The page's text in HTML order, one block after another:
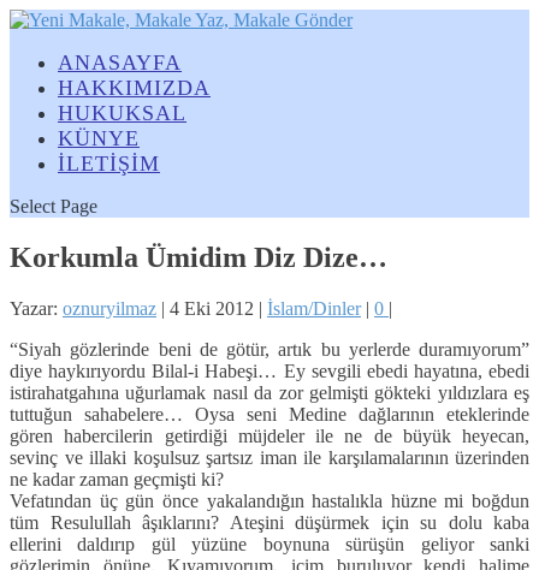
ANASAYFA
HAKKIMIZDA
HUKUKSAL
KÜNYE
İLETİŞİM
Select Page
Korkumla Ümidim Diz Dize…
Yazar: oznuryilmaz | 4 Eki 2012 | İslam/Dinler| 0 |
“Siyah gözlerinde beni de götür, artık bu yerlerde duramıyorum”
diye haykırıyordu Bilal-i Habeşi… Ey sevgili ebedi hayatına, ebedi
istirahatgahına uğurlamak nasıl da zor gelmişti gökteki yıldızlara eş
tuttuğun sahabelere… Oysa seni Medine dağlarının eteklerinde
gören habercilerin getirdiği müjdeler ile ne de büyük heyecan,
sevinç ve illaki koşulsuz şartsız iman ile karşılamalarının üzerinden
ne kadar zaman geçmişti ki?
Vefatından üç gün önce yakalandığın hastalıkla hüzne mi boğdun
tüm Resulullah âşıklarını? Ateşini düşürmek için su dolu kaba
ellerini daldırıp gül yüzüne boynuna sürüşün geliyor sanki
gözlerimin önüne. Kıyamıyorum, içim buruluyor kendi halime